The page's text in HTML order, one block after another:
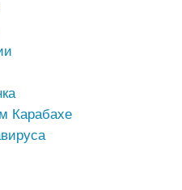
Карабахе